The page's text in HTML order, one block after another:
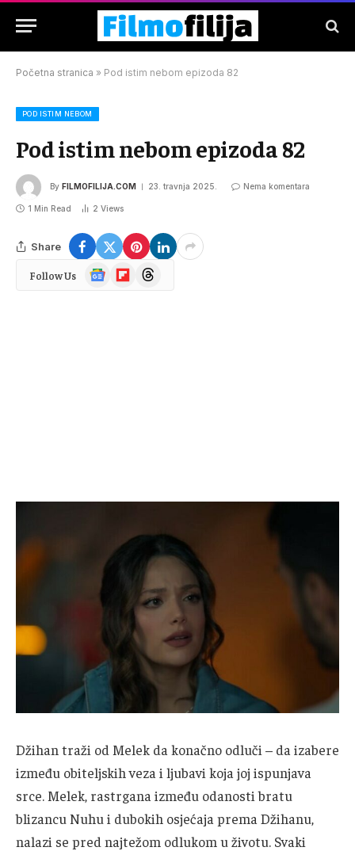
Početna stranica » Pod istim nebom epizoda 82
POD ISTIM NEBOM
Pod istim nebom epizoda 82
By FILMOFILIJA.COM 23. travnja 2025. Nema komentara
1 Min Read 2 Views
Share
Follow Us
Google
News
FlipboardThreads
Džihan traži od Melek da konačno odluči – da izabere
između obiteljskih veza i ljubavi koja joj ispunjava
srce. Melek, rastrgana između odanosti bratu
blizancu Nuhu i dubokih osjećaja prema Džihanu,
nalazi se pred najtežom odlukom u životu. Svaki